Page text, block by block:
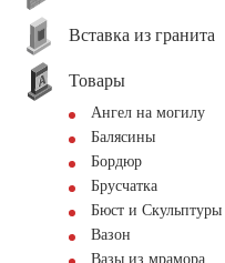
Вставка из гранита
Товары
Ангел на могилу
Балясины
Бордюр
Брусчатка
Бюст и Скульптуры
Вазон
Вазы из мрамора